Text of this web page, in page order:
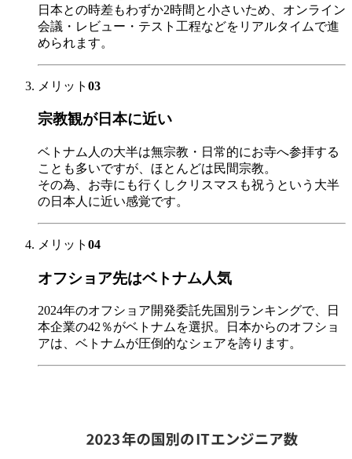
日本との時差もわずか2時間と小さいため、オンライン
会議・レビュー・テスト工程などをリアルタイムで進
められます。
メリット 03
宗教観が日本に近い
ベトナム人の大半は無宗教・日常的にお寺へ参拝する
ことも多いですが、ほとんどは民間宗教。
その為、お寺にも行くしクリスマスも祝うという大半
の日本人に近い感覚です。
メリット 04
オフショア先はベトナム人気
2024年のオフショア開発委託先国別ランキングで、日
本企業の42％がベトナムを選択。日本からのオフショ
アは、ベトナムが圧倒的なシェアを誇ります。